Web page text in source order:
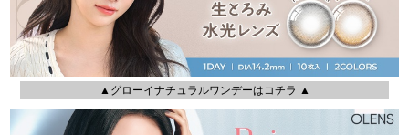
▲グローイナチュラルワンデーはコチラ ▲